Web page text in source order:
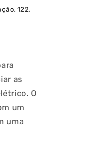
122,
as
O
um
uma